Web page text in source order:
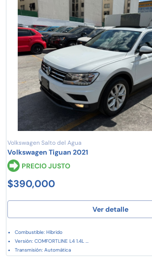
Volkswagen Salto del Agua
Volkswagen Tiguan 2021
PRECIO JUSTO
$390,000
Ver detalle
Combustible: Híbrido
Versión: COMFORTLINE L4 1.4L ...
Transmisión: Automática